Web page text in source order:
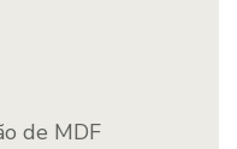
de MDF